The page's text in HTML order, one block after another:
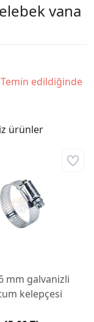
vana
edildiğinde
ürünler
mm galvanizli
kelepçesi